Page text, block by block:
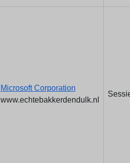
Microsoft Corporation
www.echtebakkerdendulk.nl